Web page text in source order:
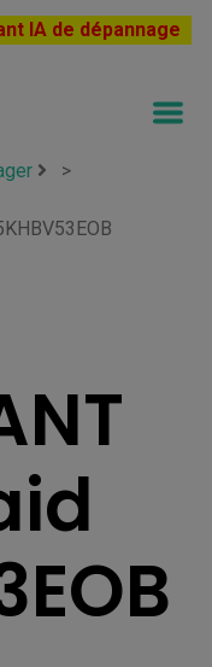
IA de dépannage
>